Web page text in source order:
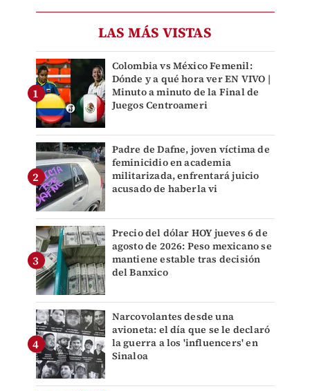
LAS MÁS VISTAS
Colombia vs México Femenil:
Dónde y a qué hora ver EN VIVO |
Minuto a minuto de la Final de
Juegos Centroameri
Padre de Dafne, joven víctima de
feminicidio en academia
militarizada, enfrentará juicio
acusado de haberla vi
Precio del dólar HOY jueves 6 de
agosto de 2026: Peso mexicano se
mantiene estable tras decisión
del Banxico
Narcovolantes desde una
avioneta: el día que se le declaró
la guerra a los 'influencers' en
Sinaloa